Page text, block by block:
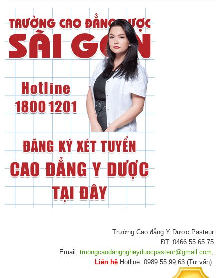
Trường Cao đẳng Y Dược Pasteur
ĐT: 0466.55.65.75
Email: truongcaodangngheyduocpasteur@gmail.com,
Liên hệ Hotline: 0989.55.99.63 (Tư vấn).